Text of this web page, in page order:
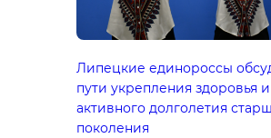
Липецкие единороссы
пути укрепления здоровья и
активного долголетия
поколения